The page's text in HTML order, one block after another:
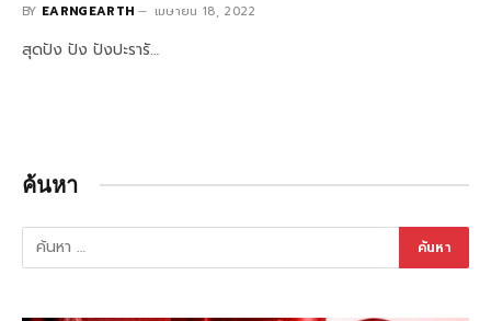
BY EARNGEARTH เมษายน 18, 2022
สุดปัง ปัง ปังปะรารั…
ค้นหา